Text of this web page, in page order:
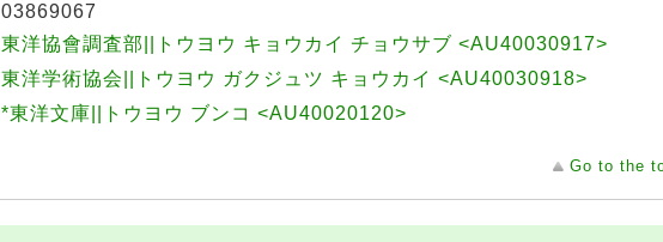
03869067
東洋協會調査部||トウヨウ キョウカイ チョウサブ <AU40030917>
東洋学術協会||トウヨウ ガクジュツ キョウカイ <AU40030918>
*東洋文庫||トウヨウ ブンコ <AU40020120>
Go to the